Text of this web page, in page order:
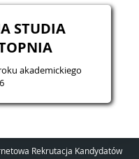
STUDIA
akademickiego
Rekrutacja Kandydatów